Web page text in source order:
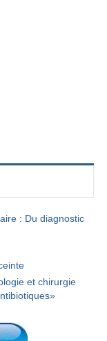
: Du diagnostic
et chirurgie